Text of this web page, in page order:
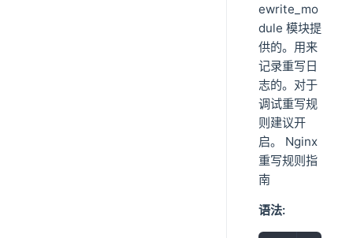
ewrite_mo
dule 模块提
供的。用来
记录重写日
志的。对于
调试重写规
则建议开
启。 Nginx
重写规则指
南
语法: